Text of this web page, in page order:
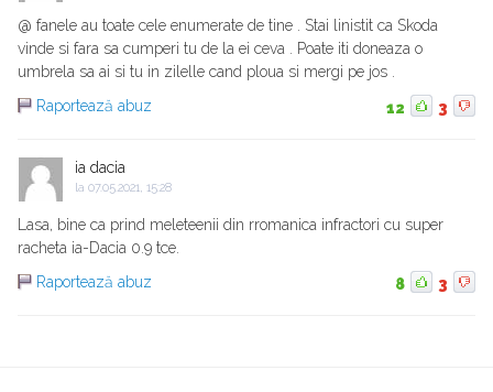
@ fanele au toate cele enumerate de tine . Stai linistit ca Skoda
vinde si fara sa cumperi tu de la ei ceva . Poate iti doneaza o
umbrela sa ai si tu in zilelle cand ploua si mergi pe jos .
Raportează abuz
12 3
ia dacia
la 07.05.2021, 15:28
Lasa, bine ca prind meleteenii din rromanica infractori cu super
racheta ia-Dacia 0.9 tce.
Raportează abuz
8 3